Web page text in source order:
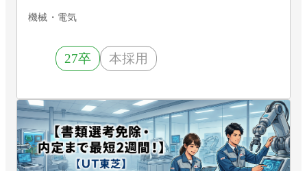
機械・電気
27卒 本採用